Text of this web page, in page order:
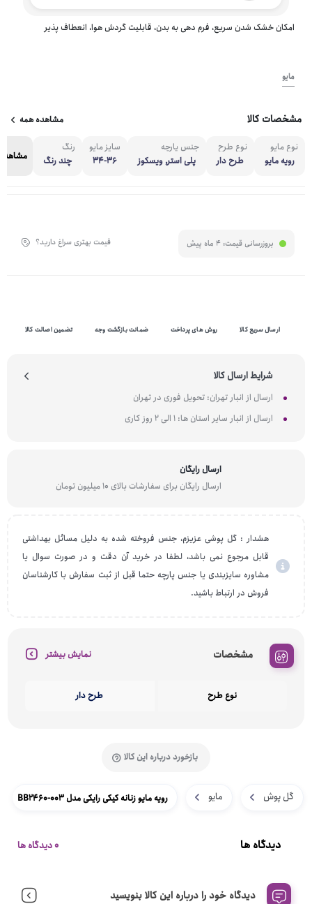
امکان خشک شدن سریع، فرم دهی به بدن، قابلیت گردش هوا، انعطاف پذیر
مایو
مشخصات کالا مشاهده همه
نوع مایو
رویه مایو
نوع طرح
طرح دار
جنس پارچه
پلی استر, ویسکوز
سایز مایو
34-36
رنگ
چند رنگ
بروزرسانی قیمت: 4 ماه پیش قیمت بهتری سراغ دارید؟
ارسال سریع کالا روش های پرداخت ضمانت بازگشت وجه تضمین اصالت کالا
شرایط ارسال کالا
ارسال از انبار تهران: تحویل فوری در تهران
ارسال از انبار سایر استان ها: 1 الی 2 روز کاری
ارسال رایگان
ارسال رایگان برای سفارشات بالای 10 میلیون تومان
هشدار : گل پوشی عزیزم، جنس فروخته شده به دلیل مسائل بهداشتی
قابل مرجوع نمی باشد، لطفا در خرید آن دقت و در صورت سوال یا
مشاوره سایزبندی یا جنس پارچه حتما قبل از ثبت سفارش با کارشناسان
فروش در ارتباط باشید.
مشخصات نمایش بیشتر
نوع طرح طرح دار
بازخورد درباره این کالا
گل پوش مایو رویه مایو زنانه کیکی رایکی مدل BB2460-003
دیدگاه ها 0 دیدگاه ها
دیدگاه خود را درباره این کالا بنویسید